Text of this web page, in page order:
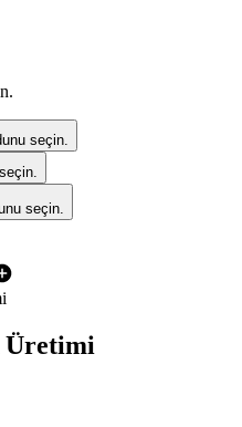
seçin.
seçin.
Üretimi